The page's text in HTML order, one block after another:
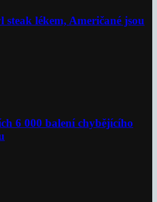
lékem, Američané jsou
6 000 balení chybějícího